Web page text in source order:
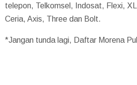
telepon, Telkomsel, Indosat, Flexi,
Ceria, Axis, Three dan Bolt.
*Jangan tunda lagi, Daftar Morena